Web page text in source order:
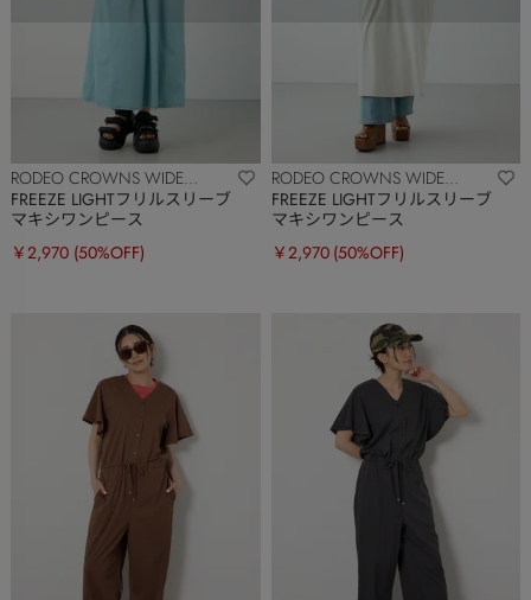
RODEO CROWNS WIDE
BOWL
FREEZE LIGHTフリルスリーブ
マキシワンピース
￥2,970 (50%OFF)
RODEO CROWNS WIDE
BOWL
FREEZE LIGHTフリルスリーブ
マキシワンピース
￥2,970 (50%OFF)